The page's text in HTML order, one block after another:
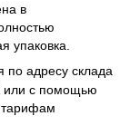
в
упаковка.
по адресу склада
или с помощью
тарифам